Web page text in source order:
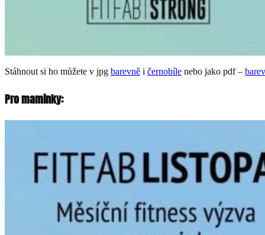
Stáhnout si ho můžete v jpg barevně i černobíle nebo jako pdf –
Pro maminky: